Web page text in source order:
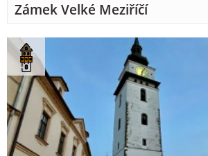
Zámek Velké Meziříčí